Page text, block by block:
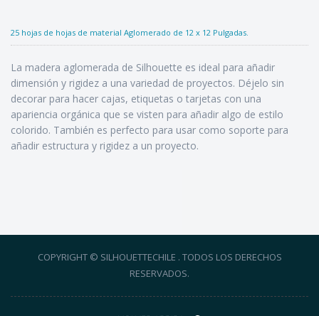
25 hojas de hojas de material Aglomerado de 12 x 12 Pulgadas.
La madera aglomerada de Silhouette es ideal para añadir
dimensión y rigidez a una variedad de proyectos. Déjelo sin
decorar para hacer cajas, etiquetas o tarjetas con una
apariencia orgánica que se visten para añadir algo de estilo
colorido. También es perfecto para usar como soporte para
añadir estructura y rigidez a un proyecto.
COPYRIGHT © SILHOUETTECHILE . TODOS LOS DERECHOS
RESERVADOS.